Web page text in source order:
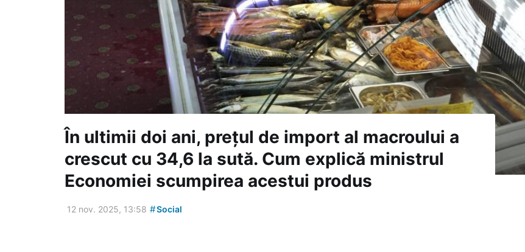
În ultimii doi ani, prețul de import al macroului a
crescut cu 34,6 la sută. Cum explică ministrul
Economiei scumpirea acestui produs
12 nov. 2025, 13:58 #Social